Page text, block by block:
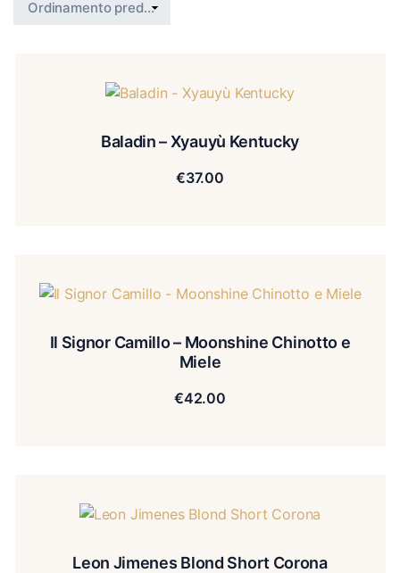
Baladin – Xyauyù Kentucky
€37.00
Il Signor Camillo – Moonshine Chinotto e
Miele
€42.00
Leon Jimenes Blond Short Corona